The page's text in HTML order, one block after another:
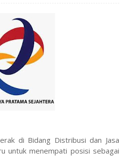
di Bidang Distribusi dan Jasa
untuk menempati posisi sebagai